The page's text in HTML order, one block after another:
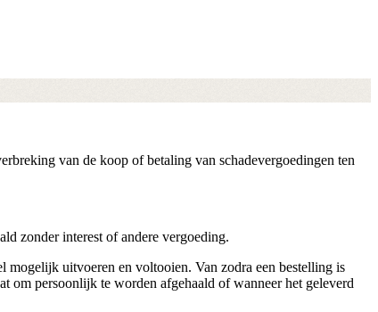
van de koop of betaling van schadevergoedingen ten
zonder interest of andere vergoeding.
mogelijk uitvoeren en voltooien. Van zodra een bestelling is
om persoonlijk te worden afgehaald of wanneer het geleverd